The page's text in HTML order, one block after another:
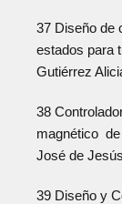
37 Diseño de
estados para
Gutiérrez
38
magnético
José de
39 Diseño y